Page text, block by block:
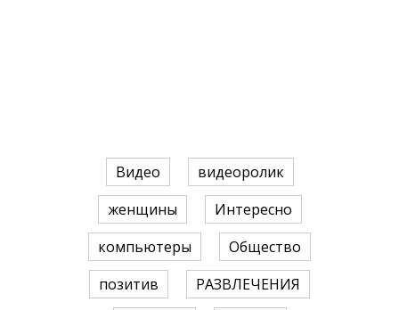
Видео
видеоролик
женщины
Интересно
компьютеры
Общество
позитив
РАЗВЛЕЧЕНИЯ